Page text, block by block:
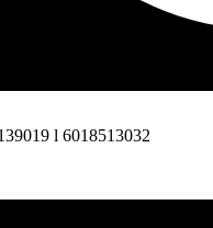
l 6018513032